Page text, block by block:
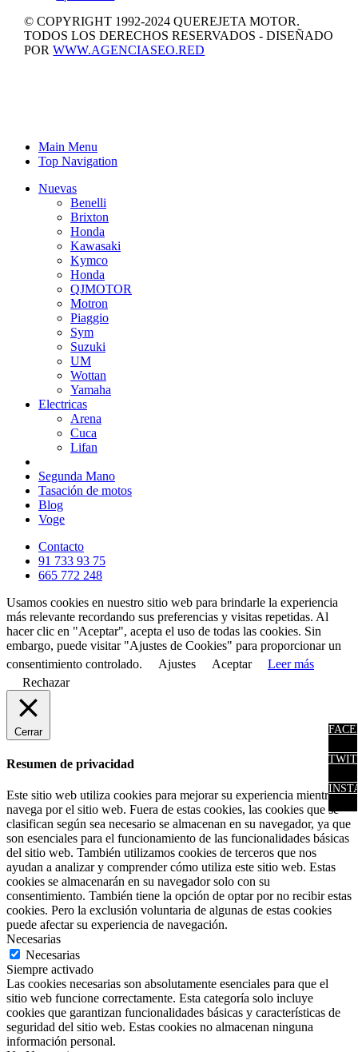
© COPYRIGHT 1992-2024 QUEREJETA MOTOR.
TODOS LOS DERECHOS RESERVADOS - DISEÑADO
PORWWW.AGENCIASEO.RED
Main Menu
Top Navigation
Nuevas
Benelli
Brixton
Honda
Kawasaki
Kymco
Honda
QJMOTOR
Motron
Piaggio
Sym
Suzuki
UM
Wottan
Yamaha
Electricas
Arena
Cuca
Lifan
Segunda Mano
Tasación de motos
Blog
Voge
Contacto
91 733 93 75
665 772 248
Usamos cookies en nuestro sitio web para brindarle la experiencia
más relevante recordando sus preferencias y visitas repetidas. Al
hacer clic en "Aceptar", acepta el uso de todas las cookies. Sin
embargo, puede visitar "Ajustes de Cookies" para proporcionar un
consentimiento controlado.
Ajustes Aceptar
Leer más
Rechazar
Cerrar
Resumen de privacidad
Este sitio web utiliza cookies para mejorar su experiencia mientras
navega por el sitio web. Fuera de estas cookies, las cookies que se
clasifican según sea necesario se almacenan en su navegador, ya que
son esenciales para el funcionamiento de las funcionalidades básicas
del sitio web. También utilizamos cookies de terceros que nos
ayudan a analizar y comprender cómo utiliza este sitio web. Estas
cookies se almacenarán en su navegador solo con su
consentimiento. También tiene la opción de optar por no recibir estas
cookies. Pero la exclusión voluntaria de algunas de estas cookies
puede afectar su experiencia de navegación.
Necesarias
Necesarias
Siempre activado
Las cookies necesarias son absolutamente esenciales para que el
sitio web funcione correctamente. Esta categoría solo incluye
cookies que garantizan funcionalidades básicas y características de
seguridad del sitio web. Estas cookies no almacenan ninguna
información personal.